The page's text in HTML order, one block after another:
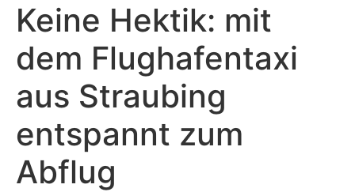
Keine Hektik: mit
dem Flughafentaxi
aus Straubing
entspannt zum
Abflug